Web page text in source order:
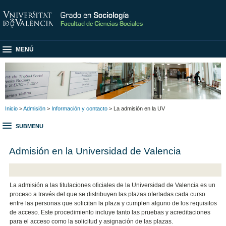
MENÚ
Inicio >Admisión > Información y contacto > La admisión en la UV
SUBMENU
Admisión en la Universidad de Valencia
La admisión a las titulaciones oficiales de la Universidad de Valencia es un
proceso a través del que se distribuyen las plazas ofertadas cada curso
entre las personas que solicitan la plaza y cumplen alguno de los requisitos
de acceso. Este procedimiento incluye tanto las pruebas y acreditaciones
para el acceso como la solicitud y asignación de las plazas.